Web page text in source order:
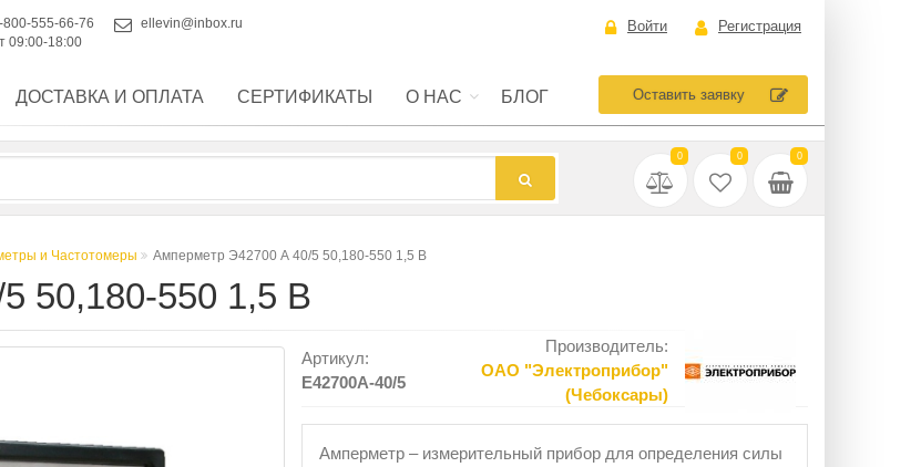
800-555-66-76
ellevin@inbox.ru
09:00-18:00
Войти Регистрация
ДОСТАВКА И ОПЛАТА СЕРТИФИКАТЫ О НАС БЛОГ Оставить заявку
0 0 0
и Частотомеры Амперметр Э42700 А 40/5 50,180-550 1,5 В
550 1,5 В
Артикул:
E42700A-40/5
Производитель:
ОАО "Электроприбор"
(Чебоксары)
Амперметр – измерительный прибор для определения силы